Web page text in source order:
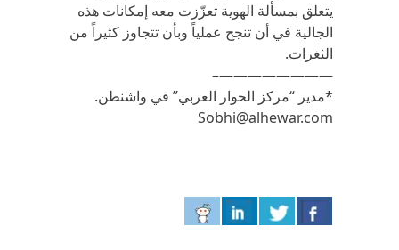
يتعلق بمسألة الهوية تعزّزت معه إمكانات هذه
الجالية في أن تنجح عملياً وبأن تتجاوز كثيراً من
الثغرات‏.‏
————————–
*مدير “مركز الحوار العربي” في واشنطن.
Sobhi@alhewar.com